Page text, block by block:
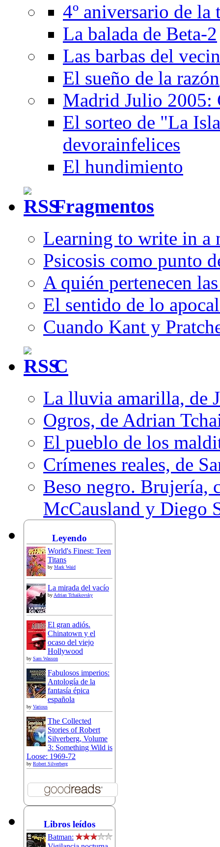
4º aniversario de
La balada de Beta-2
Las barbas del
El sueño de la razón
Madrid Julio 2005:
El sorteo de "La
devorainfelices
El hundimiento
Fragmentos
Learning to write in a
Psicosis como punto
A quién pertenecen
El sentido de lo
Cuando Kant y
C
La lluvia amarilla, de
Ogros, de Adrian
El pueblo de los
Crímenes reales, de
Beso negro. Brujería,
McCausland y Diego
Leyendo
World's Finest: Teen
Titans
by Mark Waid
La mirada del vacío
by Adrian Tchaikovsky
El gran adiós.
Chinatown y el
ocaso del viejo
Hollywood
by Sam Wasson
Fabulosos imperios:
Antología de la
fantasía épica
española
by Various
The Collected
Stories of Robert
Silverberg, Volume
3: Something Wild is
Loose: 1969-72
by Robert Silverberg
Libros leídos
Batman: